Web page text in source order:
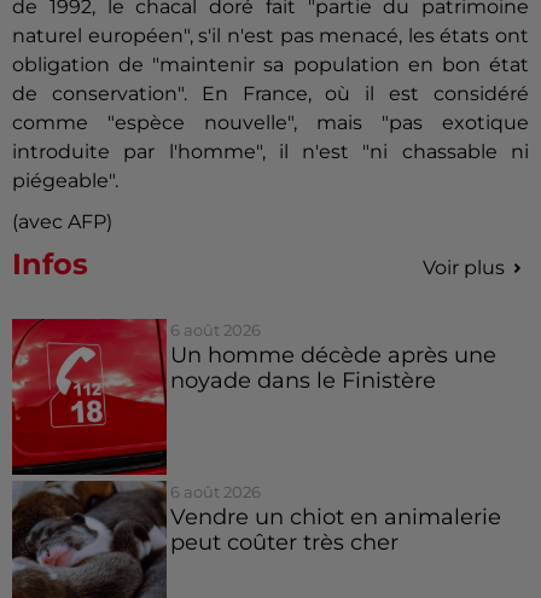
de 1992, le chacal doré fait "partie du patrimoine
naturel européen", s'il n'est pas menacé, les états ont
obligation de "maintenir sa population en bon état
de conservation". En France, où il est considéré
comme "espèce nouvelle", mais "pas exotique
introduite par l'homme", il n'est "ni chassable ni
piégeable".
(avec AFP)
Infos Voir plus
6 août 2026
Un homme décède après une
noyade dans le Finistère
6 août 2026
Vendre un chiot en animalerie
peut coûter très cher